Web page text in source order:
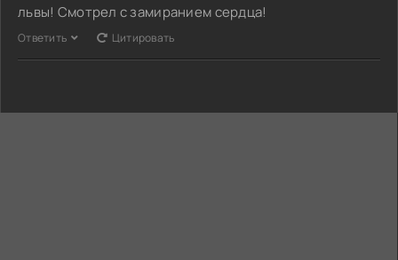
львы! Смотрел с замиранием сердца!
Ответить Цитировать